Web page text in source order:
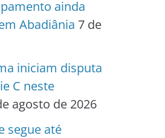
ainda
Abadiânia 7 de
iniciam disputa
C neste
agosto de 2026
segue até